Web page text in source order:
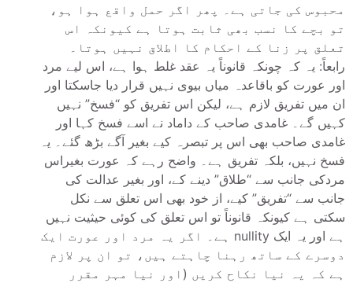
محبوس کی جاتی ہے۔ پھر اگر حمل واقع ہوا ہو،
تو بچے کا نسب بھی ثابت ہوتا ہے کیونکہ اس
تعلق پر زنا کے احکام کا اطلاق نہیں ہوتا۔
رابعاً: یہ کہ چونکہ قانوناً یہ عقد غلط ہوا ہے، اس لیے مرد
اور عورت کو باقاعدہ میاں بیوی نہیں قرار دیا جاسکتا اور
ان میں تفریق لازم ہے، لیکن اس تفریق کو “فسخ” نہیں
کہیں گے۔ غامدی صاحب کے داماد نے اسے فسخ کہا اور
غامدی صاحب بھی اس پر تبصرہ کیے بغیر آگے بڑھ گئے۔ یہ
فسخ نہیں، بلکہ تفریق ہے۔ واضح رہے کہ عورت بغیراس
مردکی جانب سے “طلاق” دینے کے، اور بغیر عدالت کی
جانب سے “تفریق” کیے، از خود بھی اس تعلق سے نکل
سکتی ہے کیونکہ قانوناً تو اس تعلق کی کوئی حیثیت نہیں
ہے اور یہ ایک nullity ہے۔ اگر یہ مرد اور عورت ایک
دوسرے کے ساتھ رہنا چاہتے ہیں، تو ان پر لازم
ہے کہ یہ نیا نکاح کریں (اور نیا مہر مقرر